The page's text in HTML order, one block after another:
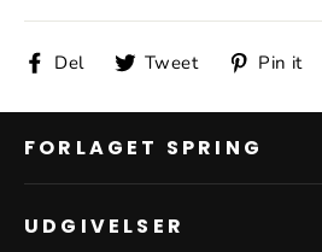
Del
Del Tweet
TweetPin it
FORLAGET SPRING
UDGIVELSER